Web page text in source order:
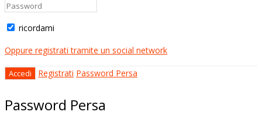
ricordami
Oppure registrati tramite un social network
Registrati Password Persa
Password Persa